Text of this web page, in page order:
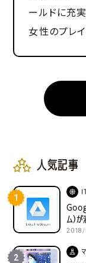
ールドに充
女性のプレイ
人気記事
1
ム）
2018/
2